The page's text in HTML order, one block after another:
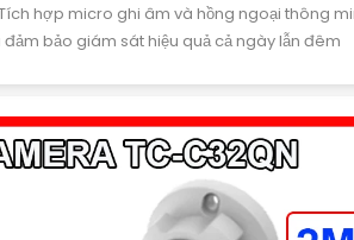
hợp micro ghi âm và hồng ngoại thông
bảo giám sát hiệu quả cả ngày lẫn đêm